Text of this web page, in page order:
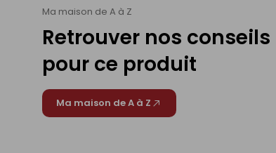
Ma maison de A à Z
Retrouver nos conseils
pour ce produit
Ma maison de A à Z